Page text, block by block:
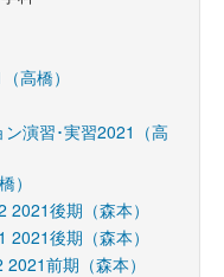
高橋）
演習･実習2021（高
）
後期（森本）
後期（森本）
前期（森本）